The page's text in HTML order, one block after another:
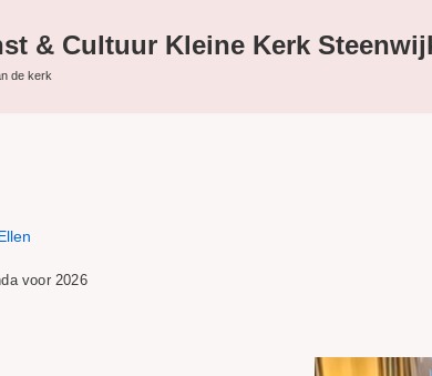
& Cultuur Kleine Kerk
de kerk
voor 2026